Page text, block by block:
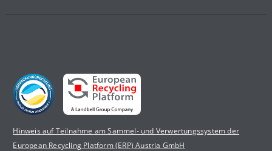
Hinweis auf Teilnahme am Sammel- und Verwertungssystem der
European Recycling Platform (ERP) Austria GmbH